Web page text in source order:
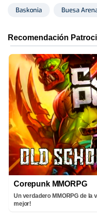
Baskonia Buesa
Corepunk MMORPG
Un verdadero MMORPG de la
mejor!